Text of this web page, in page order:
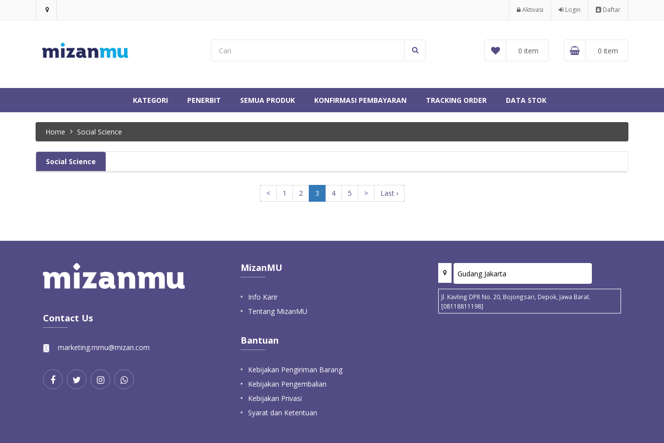
Aktivasi Login Daftar
0 item 0 item
KATEGORI PENERBIT SEMUA PRODUK KONFIRMASI PEMBAYARAN TRACKING ORDER DATA STOK
Home Social Science
Social Science
< 1 2 3 4 5 > Last ›
Contact Us
marketing.mmu@mizan.com
MizanMU
Info Karir
Tentang MizanMU
Bantuan
Kebijakan Pengiriman Barang
Kebijakan Pengembalian
Kebijakan Privasi
Syarat dan Ketentuan
Jl. Kavling DPR No. 20, Bojongsari, Depok, Jawa Barat.
[08118811198]